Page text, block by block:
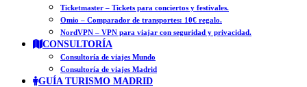
Ticketmaster – Tickets para conciertos y festivales.
Omio – Comparador de transportes: 10€ regalo.
NordVPN – VPN para viajar con seguridad y privacidad.
CONSULTORÍA
Consultoría de viajes Mundo
Consultoría de viajes Madrid
GUÍA TURISMO MADRID